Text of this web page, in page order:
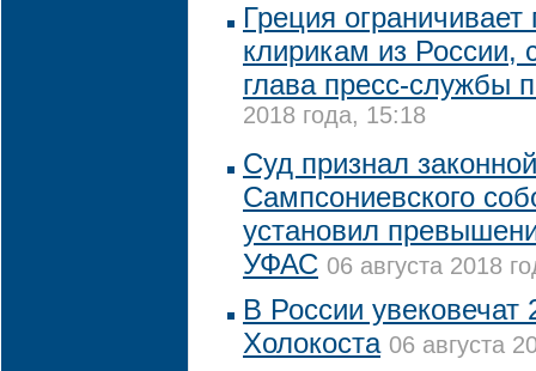
Греция
клирикам из России,
глава пресс-службы
2018 года, 15:18
Суд признал
Сампсониевского
установил
УФАС 06 августа 2018
В России увековечат
Холокоста 06 августа